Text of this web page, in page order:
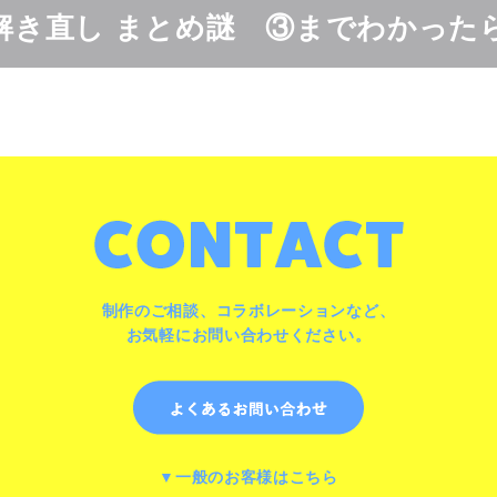
き直し まとめ謎 ③までわかった
制作のご相談、コラボレーションなど、
お気軽にお問い合わせください。
▼一般のお客様はこちら